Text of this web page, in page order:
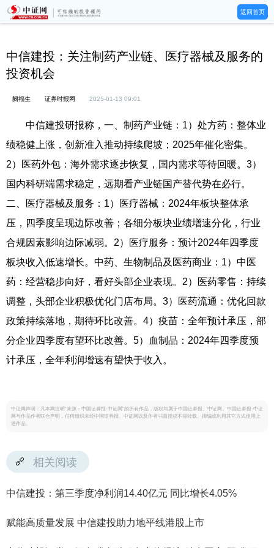
返回首页
中信建投：关注制药产业链、医疗器械及服务的
投资机会
阙福生 证券时报网 2025-01-13 09:01
中信建投研报称，一、制药产业链：1）处方药：整体业
绩稳健上涨，创新准入推动持续爬坡；2025年催化密集。
2）医药外包：海外需求逐步恢复，国内需求等待回暖。3）
国内科研端需求稳定，远期看产业链国产替代势在必行。
二、医疗器械及服务：1）医疗器械：2024年板块整体承
压，四季度呈现边际改善；各细分板块业绩增速分化，行业
合规因素影响边际减弱。2）医疗服务：预计2024年四季度
板块收入低速增长。中药、生物制品及医药商业：1）中医
药：经营稳步向好，看好头部企业表现。2）医药零售：持续
调整，头部企业积极优化门店布局。3）医药流通：优化回款
政策持续落地，期待环比改善。4）疫苗：全年预计承压，部
分企业四季度有望环比改善。5）血制品：2024年四季度预
计承压，全年利润增速有望快于收入。
中证网声明：凡本网注明“来源：中国证券报·中证网”的所有作品，版权均属于中国证券报、中证网。中国证券报·中证
网与作品作者联合声明，任何组织未经中国证券报、中证网以及作者书面授权不得转载、摘编或利用其它方式使用上
述作品。
相关阅读
中信建投：第三季度净利润14.40亿元 同比增长4.05%
赋能高质量发展 中信建投助力地平线港股上市